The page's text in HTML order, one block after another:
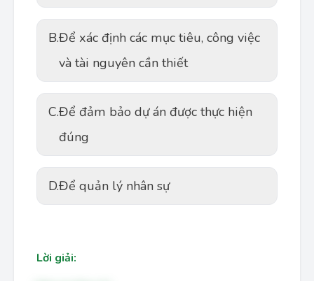
B.Để xác định các mục tiêu, công việc
và tài nguyên cần thiết
C.Để đảm bảo dự án được thực hiện
đúng
D.Để quản lý nhân sự
Lời giải: